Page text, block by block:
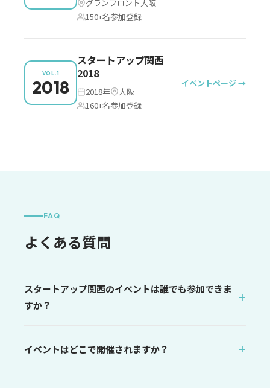
グランフロント大阪
150+名参加登録
VOL.1
2018
スタートアップ関西
2018
2018年
大阪
160+名参加登録
イベントページ →
FAQ
よくある質問
スタートアップ関西のイベントは誰でも参加できま
すか？
イベントはどこで開催されますか？